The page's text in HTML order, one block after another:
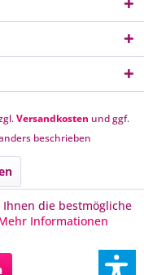
Versandkosten und ggf.
beschrieben
Ihnen die bestmögliche
Informationen